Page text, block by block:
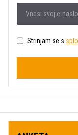
Strinjam se s